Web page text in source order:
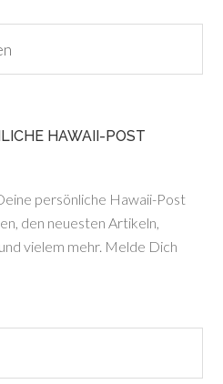
HAWAII-POST
persönliche Hawaii-Post
den neuesten Artikeln,
vielem mehr. Melde Dich